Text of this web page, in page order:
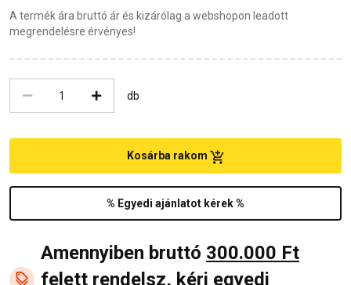
A termék ára bruttó ár és kizárólag a webshopon leadott
megrendelésre érvényes!
db
% Egyedi ajánlatot kérek %
Kosárba rakom
Amennyiben bruttó 300.000 Ft
felett rendelsz, kérj egyedi